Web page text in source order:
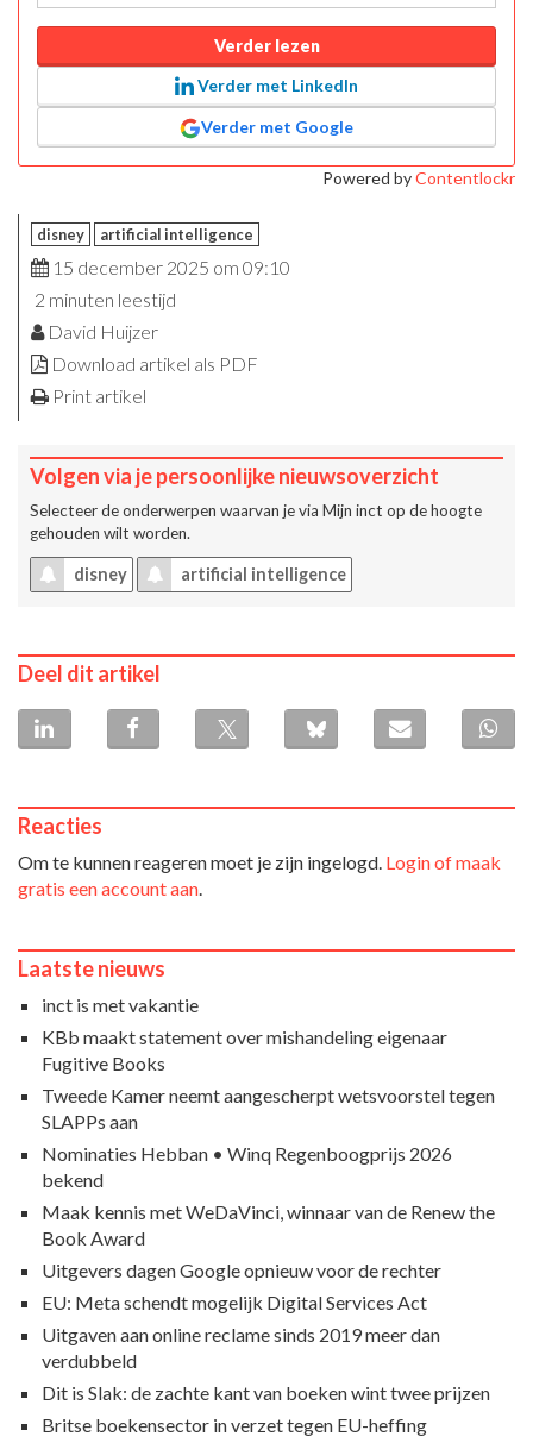
Verder lezen
Verder met LinkedIn
Verder met Google
Powered byContentlockr
disney artificial intelligence
15 december 2025 om 09:10
2 minuten leestijd
David Huijzer
Download artikel als PDF
Print artikel
Volgen via je persoonlijke nieuwsoverzicht
Selecteer de onderwerpen waarvan je via Mijn inct op de hoogte
gehouden wilt worden.
disney artificial intelligence
Deel dit artikel
Reacties
Om te kunnen reageren moet je zijn ingelogd. Login of maak
gratis een account aan
Laatste nieuws
inct is met vakantie
KBb maakt statement over mishandeling eigenaar
Fugitive Books
Tweede Kamer neemt aangescherpt wetsvoorstel tegen
SLAPPs aan
Nominaties Hebban • Winq Regenboogprijs 2026
bekend
Maak kennis met WeDaVinci, winnaar van de Renew the
Book Award
Uitgevers dagen Google opnieuw voor de rechter
EU: Meta schendt mogelijk Digital Services Act
Uitgaven aan online reclame sinds 2019 meer dan
verdubbeld
Dit is Slak: de zachte kant van boeken wint twee prijzen
Britse boekensector in verzet tegen EU-heffing